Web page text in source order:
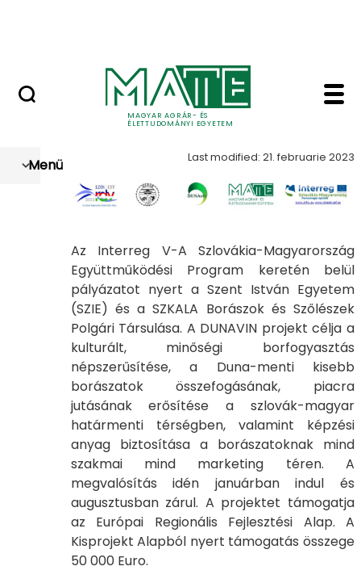
MAGYAR AGRÁR- ÉS
ÉLETTUDOMÁNYI EGYETEM
Dunavin - Szőlészeti
Dunavin
Menü Last modified: 21. februarie 2023
Az Interreg V-A Szlovákia-Magyarország
Együttműködési Program keretén belül
pályázatot nyert a Szent István Egyetem
(SZIE) és a SZKALA Borászok és Szőlészek
Polgári Társulása. A DUNAVIN projekt célja a
kulturált, minőségi borfogyasztás
népszerűsítése, a Duna-menti kisebb
borászatok összefogásának, piacra
jutásának erősítése a szlovák-magyar
határmenti térségben, valamint képzési
anyag biztosítása a borászatoknak mind
szakmai mind marketing téren. A
megvalósítás idén januárban indul és
augusztusban zárul. A projektet támogatja
az Európai Regionális Fejlesztési Alap. A
Kisprojekt Alapból nyert támogatás összege
50 000 Euro.